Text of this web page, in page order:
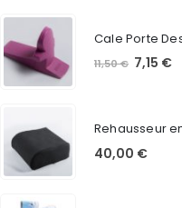
Cale Porte
11,50€ Le
11,50 €.
7,15 €Le
Rehausseur
40,00 €